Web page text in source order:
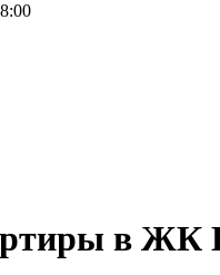
в ЖК